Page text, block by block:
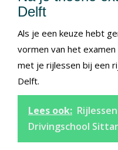
Delft
Als je een keuze hebt
vormen van het
met je rijlessen bij een
Delft.
Lees ook:
Drivingschool